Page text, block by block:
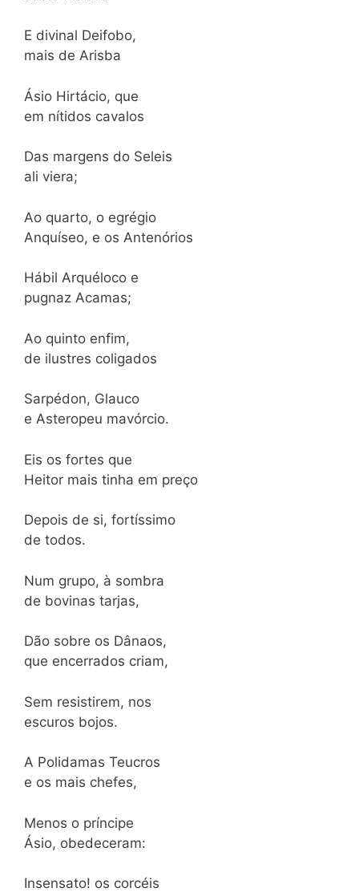
E divinal Deifobo,
mais de Arisba
Ásio Hirtácio, que
em nítidos cavalos
Das margens do Seleis
ali viera;
Ao quarto, o egrégio
Anquíseo, e os Antenórios
Hábil Arquéloco e
pugnaz Acamas;
Ao quinto enfim,
de ilustres coligados
Sarpédon, Glauco
e Asteropeu mavórcio.
Eis os fortes que
Heitor mais tinha em preço
Depois de si, fortíssimo
de todos.
Num grupo, à sombra
de bovinas tarjas,
Dão sobre os Dânaos,
que encerrados criam,
Sem resistirem, nos
escuros bojos.
A Polidamas Teucros
e os mais chefes,
Menos o príncipe
Ásio, obedeceram:
Insensato! os corcéis